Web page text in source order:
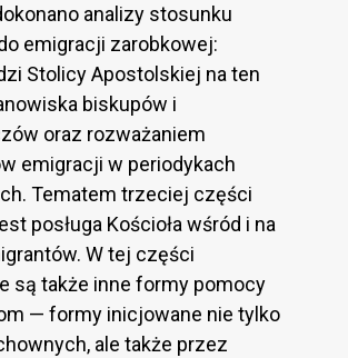
analizy stosunku
emigracji zarobkowej:
Stolicy Apostolskiej na ten
biskupów i
oraz rozważaniem
emigracji w periodykach
Tematem trzeciej części
posługa Kościoła wśród i na
W tej części
są także inne formy pomocy
— formy inicjowane nie tylko
ale także przez